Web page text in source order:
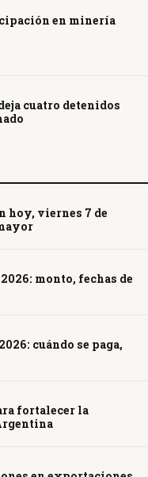
en minería
cuatro detenidos
hoy, viernes 7 de
monto, fechas de
cuándo se paga,
fortalecer la